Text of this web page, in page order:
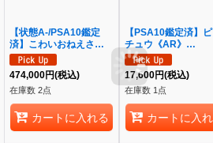
【状態A-/PSA10鑑定
済】こわいおねえさん
《SR》{184/171}[その
他]
474,000円(税込)
在庫数 2点
カートに入れる
【PSA10鑑定済】
チュウ《AR》
{173/165}[その他]
17,600円(税込)
在庫数 1点
カートに入